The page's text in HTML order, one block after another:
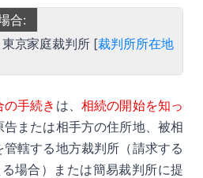
合:
京家庭裁判所 [裁判所所在地
手続き は、 相続の開始を知っ
告または相手方の住所地、被相
轄する地方裁判所（請求する
場合）または簡易裁判所に提
詳細